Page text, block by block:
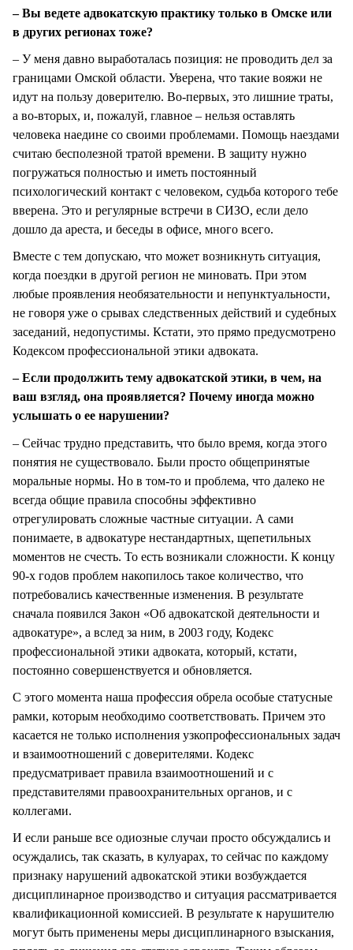
– Вы ведете адвокатскую практику только в Омске или
в других регионах тоже?
– У меня давно выработалась позиция: не проводить дел за
границами Омской области. Уверена, что такие вояжи не
идут на пользу доверителю. Во-первых, это лишние траты,
а во-вторых, и, пожалуй, главное – нельзя оставлять
человека наедине со своими проблемами. Помощь наездами
считаю бесполезной тратой времени. В защиту нужно
погружаться полностью и иметь постоянный
психологический контакт с человеком, судьба которого тебе
вверена. Это и регулярные встречи в СИЗО, если дело
дошло да ареста, и беседы в офисе, много всего.
Вместе с тем допускаю, что может возникнуть ситуация,
когда поездки в другой регион не миновать. При этом
любые проявления необязательности и непунктуальности,
не говоря уже о срывах следственных действий и судебных
заседаний, недопустимы. Кстати, это прямо предусмотрено
Кодексом профессиональной этики адвоката.
– Если продолжить тему адвокатской этики, в чем, на
ваш взгляд, она проявляется? Почему иногда можно
услышать о ее нарушении?
– Сейчас трудно представить, что было время, когда этого
понятия не существовало. Были просто общепринятые
моральные нормы. Но в том-то и проблема, что далеко не
всегда общие правила способны эффективно
отрегулировать сложные частные ситуации. А сами
понимаете, в адвокатуре нестандартных, щепетильных
моментов не счесть. То есть возникали сложности. К концу
90-х годов проблем накопилось такое количество, что
потребовались качественные изменения. В результате
сначала появился Закон «Об адвокатской деятельности и
адвокатуре», а вслед за ним, в 2003 году, Кодекс
профессиональной этики адвоката, который, кстати,
постоянно совершенствуется и обновляется.
С этого момента наша профессия обрела особые статусные
рамки, которым необходимо соответствовать. Причем это
касается не только исполнения узкопрофессиональных задач
и взаимоотношений с доверителями. Кодекс
предусматривает правила взаимоотношений и с
представителями правоохранительных органов, и с
коллегами.
И если раньше все одиозные случаи просто обсуждались и
осуждались, так сказать, в кулуарах, то сейчас по каждому
признаку нарушений адвокатской этики возбуждается
дисциплинарное производство и ситуация рассматривается
квалификационной комиссией. В результате к нарушителю
могут быть применены меры дисциплинарного взыскания,